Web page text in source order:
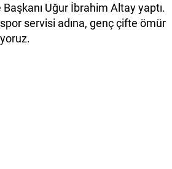
Uğur İbrahim Altay yaptı.
servisi adına, genç çifte ömür